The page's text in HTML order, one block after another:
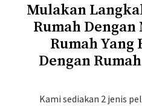
Mulakan
Rumah
Rumah Yang
Dengan
Kami sediakan 2 jenis